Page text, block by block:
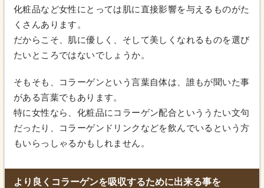
化粧品など女性にとっては肌に直接影響を与えるものがた
くさんあります。
だからこそ、肌に優しく、そして美しくなれるものを選び
たいところではないでしょうか。
そもそも、コラーゲンという言葉自体は、誰もが聞いた事
がある言葉でもあります。
特に女性なら、化粧品にコラーゲン配合といううたい文句
だったり、コラーゲンドリンクなどを飲んでいるという方
もいらっしゃるかもしれません。
より良くコラーゲンを吸収するために出来る事を